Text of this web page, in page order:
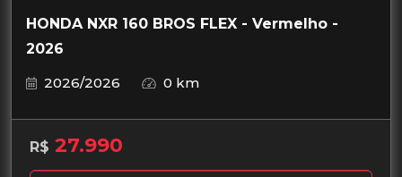
HONDA NXR 160 BROS FLEX - Vermelho -
2026
2026/2026
0 km
R$ 27.990